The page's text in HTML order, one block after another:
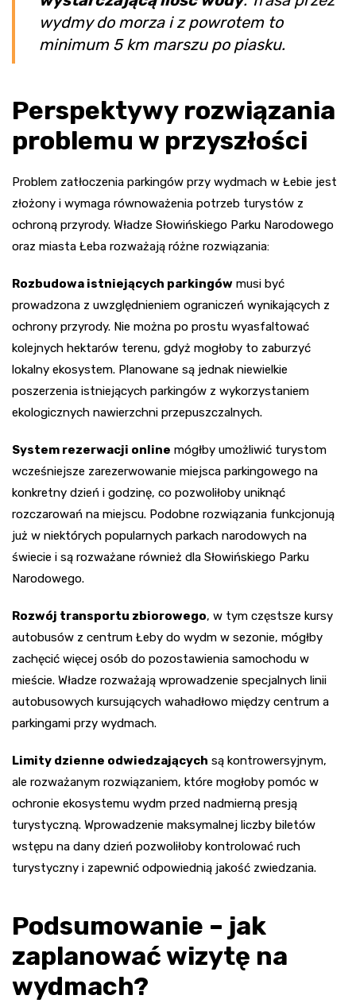
wydmy do morza i z powrotem to
minimum 5 km marszu po piasku.
Perspektywy rozwiązania
problemu w przyszłości
Problem zatłoczenia parkingów przy wydmach w Łebie jest
złożony i wymaga równoważenia potrzeb turystów z
ochroną przyrody. Władze Słowińskiego Parku Narodowego
oraz miasta Łeba rozważają różne rozwiązania:
Rozbudowa istniejących parkingów musi być
prowadzona z uwzględnieniem ograniczeń wynikających z
ochrony przyrody. Nie można po prostu wyasfaltować
kolejnych hektarów terenu, gdyż mogłoby to zaburzyć
lokalny ekosystem. Planowane są jednak niewielkie
poszerzenia istniejących parkingów z wykorzystaniem
ekologicznych nawierzchni przepuszczalnych.
System rezerwacji online mógłby umożliwić turystom
wcześniejsze zarezerwowanie miejsca parkingowego na
konkretny dzień i godzinę, co pozwoliłoby uniknąć
rozczarowań na miejscu. Podobne rozwiązania funkcjonują
już w niektórych popularnych parkach narodowych na
świecie i są rozważane również dla Słowińskiego Parku
Narodowego.
Rozwój transportu zbiorowego, w tym częstsze kursy
autobusów z centrum Łeby do wydm w sezonie, mógłby
zachęcić więcej osób do pozostawienia samochodu w
mieście. Władze rozważają wprowadzenie specjalnych linii
autobusowych kursujących wahadłowo między centrum a
parkingami przy wydmach.
Limity dzienne odwiedzających są kontrowersyjnym,
ale rozważanym rozwiązaniem, które mogłoby pomóc w
ochronie ekosystemu wydm przed nadmierną presją
turystyczną. Wprowadzenie maksymalnej liczby biletów
wstępu na dany dzień pozwoliłoby kontrolować ruch
turystyczny i zapewnić odpowiednią jakość zwiedzania.
Podsumowanie – jak
zaplanować wizytę na
wydmach?